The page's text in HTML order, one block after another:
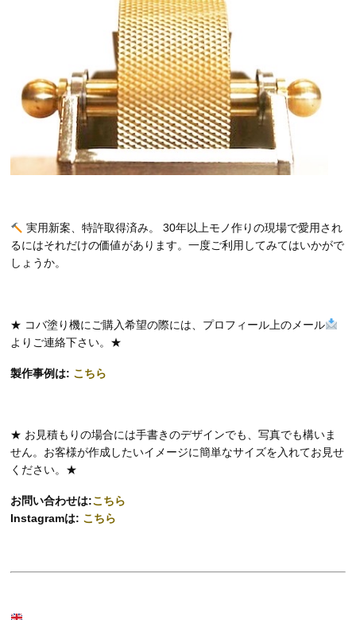
実用新案、特許取得済み。 30年以上モノ作りの現場で愛用され
るにはそれだけの価値があります。一度ご利用してみてはいかがで
しょうか。
★ コバ塗り機にご購入希望の際には、プロフィール上のメール
よりご連絡下さい。 ★
製作事例は: こちら
★ お見積もりの場合には手書きのデザインでも、写真でも構いま
せん。お客様が作成したいイメージに簡単なサイズを入れてお見せ
ください。★
お問い合わせは:こちら
Instagramは: こちら